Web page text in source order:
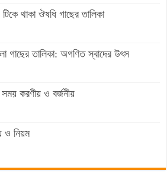
থাকা ঔষধি গাছের তালিকা
গাছের তালিকা: অগণিত স্বাদের উৎস
করণীয় ও বর্জনীয়
ও নিয়ম